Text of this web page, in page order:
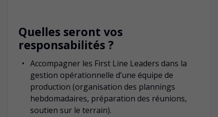
Quelles seront vos
responsabilités ?
Accompagner les First Line Leaders dans la
gestion opérationnelle d’une équipe de
production (organisation des plannings
hebdomadaires, préparation des réunions,
soutien sur le terrain).